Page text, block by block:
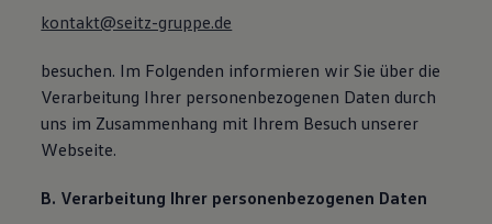
kontakt@seitz-gruppe.de
besuchen. Im Folgenden informieren wir Sie über die
Verarbeitung Ihrer personenbezogenen Daten durch
uns im Zusammenhang mit Ihrem Besuch unserer
Webseite.
B. Verarbeitung Ihrer personenbezogenen Daten